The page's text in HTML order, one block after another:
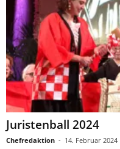
Juristenball 2024
Chefredaktion - 14. Februar 2024